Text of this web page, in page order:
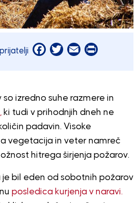
Facebook
Twitter
EmailPrint
izredno suhe razmere in
ki tudi v prihodnjih dneh ne
padavin. Visoke
vegetacija in veter namreč
hitrega širjenja požarov.
je bil eden od sobotnih požarov
posledica kurjenja v naravi.